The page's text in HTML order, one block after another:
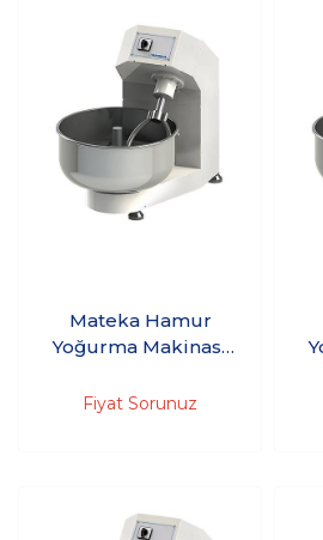
Mateka Hamur
Yoğurma Makinası
850Dt - (2 hızlı,
Fiyat Sorunuz